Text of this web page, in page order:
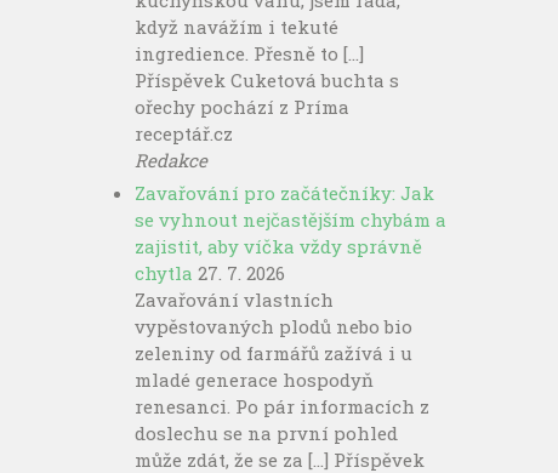
když navážím i tekuté
ingredience. Přesně to […]
Příspěvek Cuketová buchta s
ořechy pochází z Príma
receptář.cz
Redakce
Zavařování pro začátečníky: Jak
se vyhnout nejčastějším chybám a
zajistit, aby víčka vždy správně
chytla 27. 7. 2026
Zavařování vlastních
vypěstovaných plodů nebo bio
zeleniny od farmářů zažívá i u
mladé generace hospodyň
renesanci. Po pár informacích z
doslechu se na první pohled
může zdát, že se za […] Příspěvek